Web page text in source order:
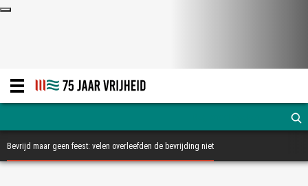
Bevrijd maar geen feest: velen overleefden de bevrijding niet